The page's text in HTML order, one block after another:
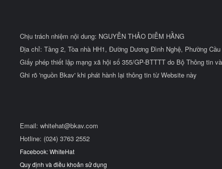
Chịu trách nhiệm nội dung: NGUYỄN THẢO DIỄM HẰNG
Địa chỉ: Tầng 2, Tòa nhà HH1, Đường Dương Đình Nghệ, Phường
Giấy phép thiết lập mạng xã hội số 355/GP-BTTTT do Bộ Thông tin
Ghi rõ 'nguồn Bkav' khi phát hành lại thông tin từ Website này
Email: whitehat@bkav.com
Hotline: (024) 3763 2552
Facebook: WhiteHat
Quy định và điều khoản sử dụng